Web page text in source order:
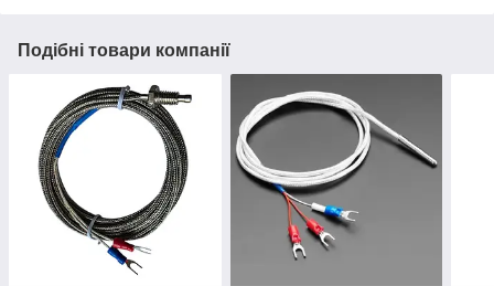
Подібні товари компанії